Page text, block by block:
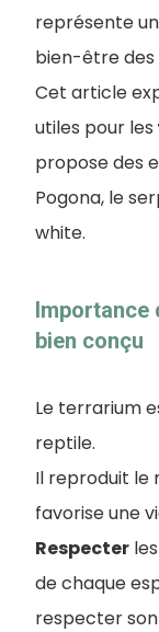
représente
bien-être
Cet article
utiles pour les
propose des
Pogona, le
white.
Importance
bien conçu
Le terrarium
reptile.
Il reproduit le
favorise une
Respecter les
de chaque
respecter